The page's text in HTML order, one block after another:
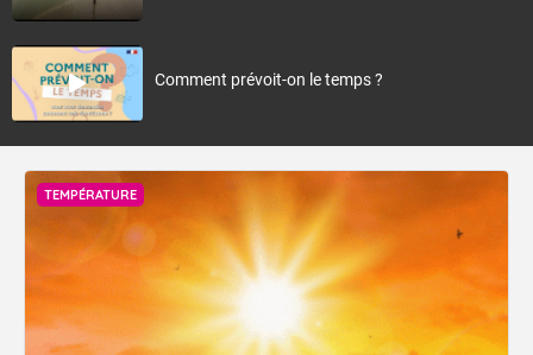
Comment prévoit-on le temps ?
TEMPÉRATURE